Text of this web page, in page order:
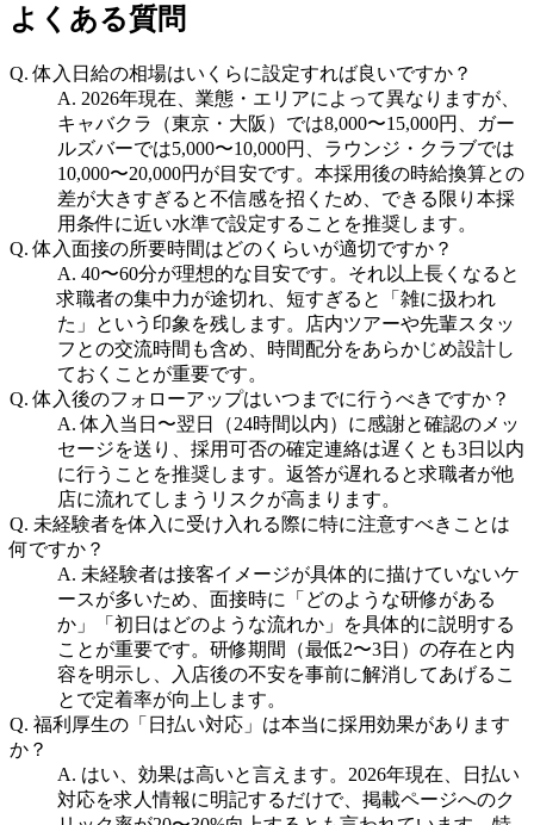
よくある質問
Q. 体入日給の相場はいくらに設定すれば良いですか？
A. 2026年現在、業態・エリアによって異なりますが、
キャバクラ（東京・大阪）では8,000〜15,000円、ガー
ルズバーでは5,000〜10,000円、ラウンジ・クラブでは
10,000〜20,000円が目安です。本採用後の時給換算との
差が大きすぎると不信感を招くため、できる限り本採
用条件に近い水準で設定することを推奨します。
Q. 体入面接の所要時間はどのくらいが適切ですか？
A. 40〜60分が理想的な目安です。それ以上長くなると
求職者の集中力が途切れ、短すぎると「雑に扱われ
た」という印象を残します。店内ツアーや先輩スタッ
フとの交流時間も含め、時間配分をあらかじめ設計し
ておくことが重要です。
Q. 体入後のフォローアップはいつまでに行うべきですか？
A. 体入当日〜翌日（24時間以内）に感謝と確認のメッ
セージを送り、採用可否の確定連絡は遅くとも3日以内
に行うことを推奨します。返答が遅れると求職者が他
店に流れてしまうリスクが高まります。
Q. 未経験者を体入に受け入れる際に特に注意すべきことは
何ですか？
A. 未経験者は接客イメージが具体的に描けていないケ
ースが多いため、面接時に「どのような研修がある
か」「初日はどのような流れか」を具体的に説明する
ことが重要です。研修期間（最低2〜3日）の存在と内
容を明示し、入店後の不安を事前に解消してあげるこ
とで定着率が向上します。
Q. 福利厚生の「日払い対応」は本当に採用効果があります
か？
A. はい、効果は高いと言えます。2026年現在、日払い
対応を求人情報に明記するだけで、掲載ページへのク